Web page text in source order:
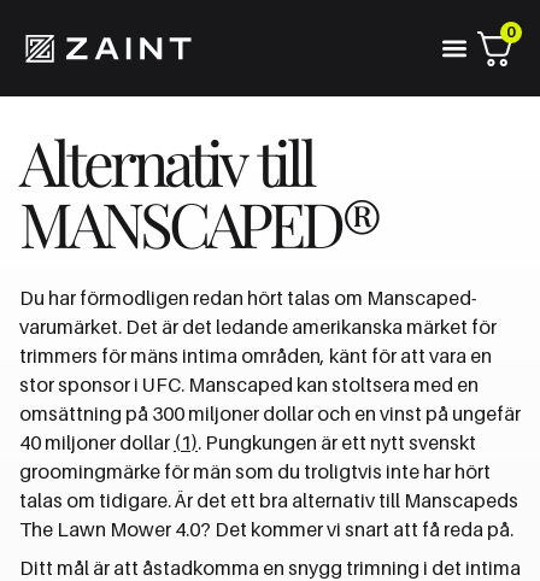
0
Alternativ till
MANSCAPED®
Du har förmodligen redan hört talas om Manscaped-
varumärket. Det är det ledande amerikanska märket för
trimmers för mäns intima områden, känt för att vara en
stor sponsor i UFC. Manscaped kan stoltsera med en
omsättning på 300 miljoner dollar och en vinst på ungefär
40 miljoner dollar (1). Pungkungen är ett nytt svenskt
groomingmärke för män som du troligtvis inte har hört
talas om tidigare. Är det ett bra alternativ till Manscapeds
The Lawn Mower 4.0? Det kommer vi snart att få reda på.
Ditt mål är att åstadkomma en snygg trimning i det intima